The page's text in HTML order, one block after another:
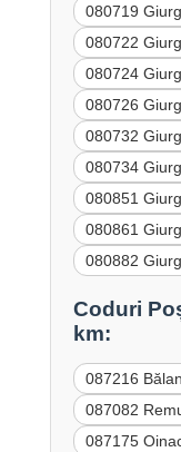
080719
080722
080724
080726
080732
080734
080851
080861
080882
Coduri
km:
087216
087082
087175